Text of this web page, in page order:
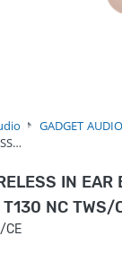
GADGET AUDIO
IN EAR
NC TWS/
CE